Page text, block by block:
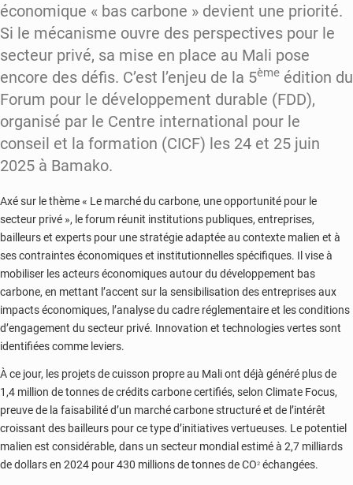
économique « bas carbone » devient une priorité.
Si le mécanisme ouvre des perspectives pour le
secteur privé, sa mise en place au Mali pose
encore des défis. C’est l’enjeu de la 5ème édition du
Forum pour le développement durable (FDD),
organisé par le Centre international pour le
conseil et la formation (CICF) les 24 et 25 juin
2025 à Bamako.
Axé sur le thème « Le marché du carbone, une opportunité pour le
secteur privé », le forum réunit institutions publiques, entreprises,
bailleurs et experts pour une stratégie adaptée au contexte malien et à
ses contraintes économiques et institutionnelles spécifiques. Il vise à
mobiliser les acteurs économiques autour du développement bas
carbone, en mettant l’accent sur la sensibilisation des entreprises aux
impacts économiques, l’analyse du cadre réglementaire et les conditions
d’engagement du secteur privé. Innovation et technologies vertes sont
identifiées comme leviers.
À ce jour, les projets de cuisson propre au Mali ont déjà généré plus de
1,4 million de tonnes de crédits carbone certifiés, selon Climate Focus,
preuve de la faisabilité d’un marché carbone structuré et de l’intérêt
croissant des bailleurs pour ce type d’initiatives vertueuses. Le potentiel
malien est considérable, dans un secteur mondial estimé à 2,7 milliards
de dollars en 2024 pour 430 millions de tonnes de CO₂ échangées.